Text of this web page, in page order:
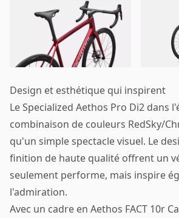
Design et esthétique qui inspirent
Le Specialized Aethos Pro Di2 dans
combinaison de couleurs RedSky/
qu'un simple spectacle visuel. Le
finition de haute qualité offrent un
seulement performe, mais inspire
l'admiration.
Avec un cadre en Aethos FACT 10r